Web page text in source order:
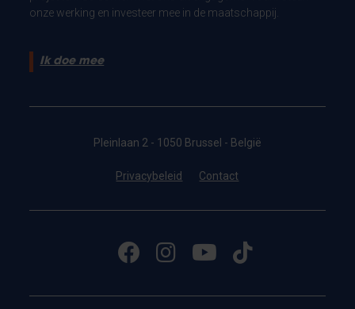
onze werking en investeer mee in de maatschappij.
Ik doe mee
Pleinlaan 2 - 1050 Brussel - België
Privacybeleid Contact